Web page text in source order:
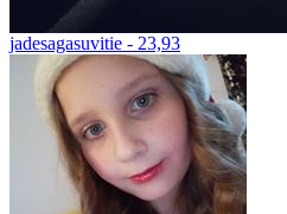
jadesagasuvitie - 23,93